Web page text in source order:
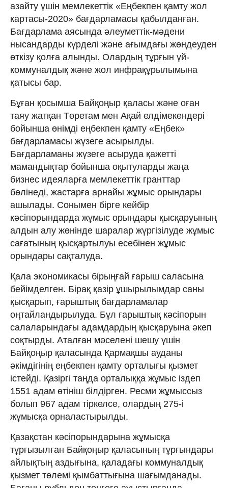
азайту үшін мемлекеттік «Еңбекпен қамту жол
картасы-2020» бағдарламасы қабылданған.
Бағдарлама аясында әлеуметтік-мәдени
нысандарды күрделі және ағымдағы жөндеуден
өткізу қолға алынды. Олардың тұрғын үй-
коммуналдық және жол инфрақұрылымына
қатысы бар.
Бұған қосымша Байқоңыр қаласы және оған
таяу жатқан Төретам мен Ақай елдімекендері
бойынша өнімді еңбекпен қамту «Еңбек»
бағдарламасы жүзеге асырылды.
Бағдарламаны жүзеге асыруда қажетті
мамандықтар бойынша оқытуларды жаңа
бизнес идеяларға мемлекеттік гранттар
бөлінеді, жастарға арнайы жұмыс орындары
ашылады. Сонымен бірге кейбір
кәсіпорындарда жұмыс орындары қысқаруының
алдын алу жөнінде шаралар жүргізілуде жұмыс
сағатының қысқартылуы есебінен жұмыс
орындары сақталуда.
Қала экономикасы бірыңғай ғарыш саласына
бейімделген. Бірақ қазір ұшырылымдар саны
қыс­қарып, ғарыштық бағдарламалар
оңтайландырылуда. Бұл ғарыштық кәсіпорын
салаларындағы адамдардың қысқаруына әкеп
соқтырды. Аталған мәселені шешу үшін
Байқоңыр қаласында Қармақшы ауданы
әкімдігінің еңбекпен қамту орталығы қызмет
істейді. Қазіргі таңда орталыққа жұмыс іздеп
1551 адам өтініш білдірген. Ресми жұмыссыз
болып 967 адам тіркелсе, олардың 275-і
жұмысқа орналастырылды.
Қазақстан кәсіпорындарына жұмысқа
тұрғызылған Байқоңыр қала­сының тұрғындары
айлықтың аздығына, қаладағы коммуналдық
қызмет төлемі қымбаттығына шағымданады.